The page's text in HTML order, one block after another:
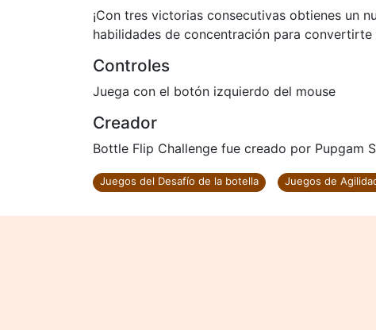
¡Con tres victorias consecutivas obtienes un
habilidades de concentración para
Controles
Juega con el botón izquierdo del mouse
Creador
Bottle Flip Challenge fue creado por Pupgam
Juegos del Desafío de la botella Juegos de